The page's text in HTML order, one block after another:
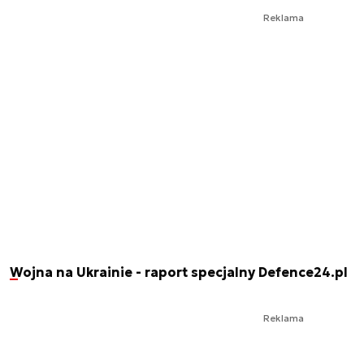
Reklama
Wojna na Ukrainie - raport specjalny Defence24.pl
Reklama